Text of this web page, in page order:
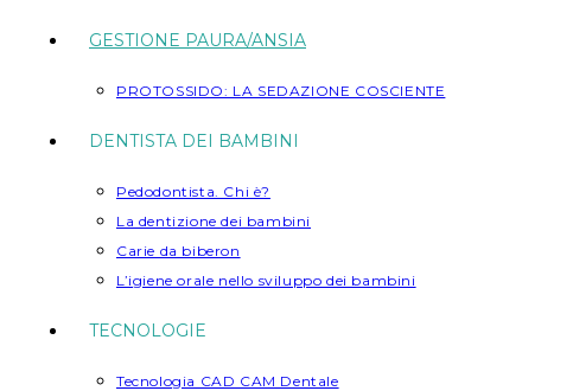
GESTIONE PAURA/ANSIA
PROTOSSIDO: LA SEDAZIONE COSCIENTE
DENTISTA DEI BAMBINI
Pedodontista. Chi è?
La dentizione dei bambini
Carie da biberon
L’igiene orale nello sviluppo dei bambini
TECNOLOGIE
Tecnologia CAD CAM Dentale